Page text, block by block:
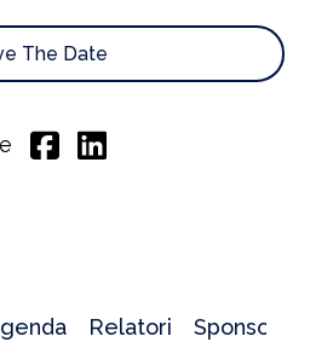
The Date
Relatori Sponsor